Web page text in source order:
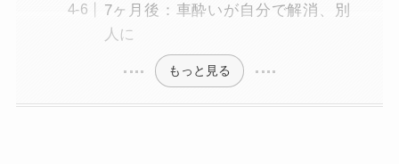
7ヶ月後：車酔いが自分で解消、別
人に
もっと見る